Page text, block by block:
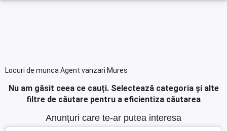
Locuri de munca Agent vanzari Mures
Nu am găsit ceea ce cauți. Selectează categoria și alte
filtre de căutare pentru a eficientiza căutarea
Anunțuri care te-ar putea interesa